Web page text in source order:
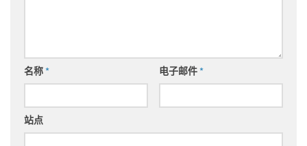
名称* 电子邮件*
站点